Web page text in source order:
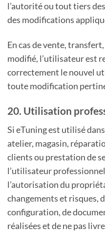
l’autorité ou tout tiers
des modifications
En cas de vente,
modifié, l’utilisateur est
correctement le nouvel
toute modification
20. Utilisation
Si eTuning est utilisé
atelier, magasin,
clients ou prestation de
l’utilisateur
l’autorisation du
changements et risques,
configuration, de
réalisées et de ne pas